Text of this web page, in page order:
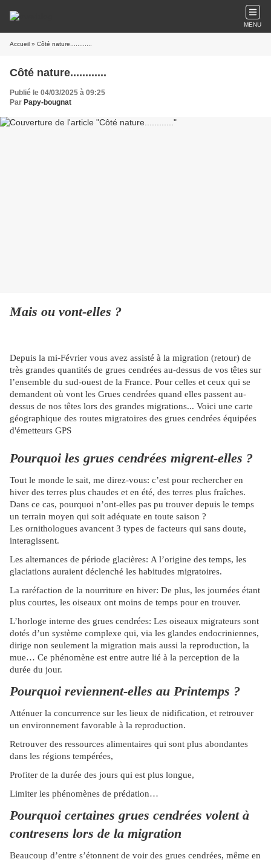
MENU
Accueil » Côté nature............
Côté nature............
Publié le 04/03/2025 à 09:25
Par Papy-bougnat
Mais ou vont-elles ?
Depuis la mi-Février vous avez assisté à la migration (retour) de
très grandes quantités de grues cendrées au-dessus de vos têtes sur
l’ensemble du sud-ouest de la France. Pour celles et ceux qui se
demandent où vont les Grues cendrées quand elles passent au-
dessus de nos têtes lors des grandes migrations... Voici une carte
géographique des routes migratoires des grues cendrées équipées
d'émetteurs GPS
Pourquoi les grues cendrées migrent-elles ?
Tout le monde le sait, me direz-vous: c’est pour rechercher en
hiver des terres plus chaudes et en été, des terres plus fraîches.
Dans ce cas, pourquoi n’ont-elles pas pu trouver depuis le temps
un terrain moyen qui soit adéquate en toute saison ?
Les ornithologues avancent 3 types de facteurs qui sans doute,
interagissent.
Les alternances de période glacières: A l’origine des temps, les
glaciations auraient déclenché les habitudes migratoires.
La raréfaction de la nourriture en hiver: De plus, les journées étant
plus courtes, les oiseaux ont moins de temps pour en trouver.
L’horloge interne des grues cendrées: Les oiseaux migrateurs sont
dotés d’un système complexe qui, via les glandes endocriniennes,
dirige non seulement la migration mais aussi la reproduction, la
mue… Ce phénomène est entre autre lié à la perception de la
durée du jour.
Pourquoi reviennent-elles au Printemps ?
Atténuer la concurrence sur les lieux de nidification, et retrouver
un environnement favorable à la reproduction.
Retrouver des ressources alimentaires qui sont plus abondantes
dans les régions tempérées,
Profiter de la durée des jours qui est plus longue,
Limiter les phénomènes de prédation…
Pourquoi certaines grues cendrées volent à
contresens lors de la migration
Beaucoup d’entre s’étonnent de voir des grues cendrées, même en